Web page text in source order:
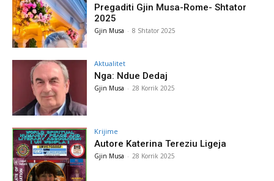
Pregaditi Gjin Musa-Rome- Shtator
2025
Gjin Musa - 8 Shtator 2025
Aktualitet
Nga: Ndue Dedaj
Gjin Musa - 28 Korrik 2025
Krijime
Autore Katerina Tereziu Ligeja
Gjin Musa - 28 Korrik 2025